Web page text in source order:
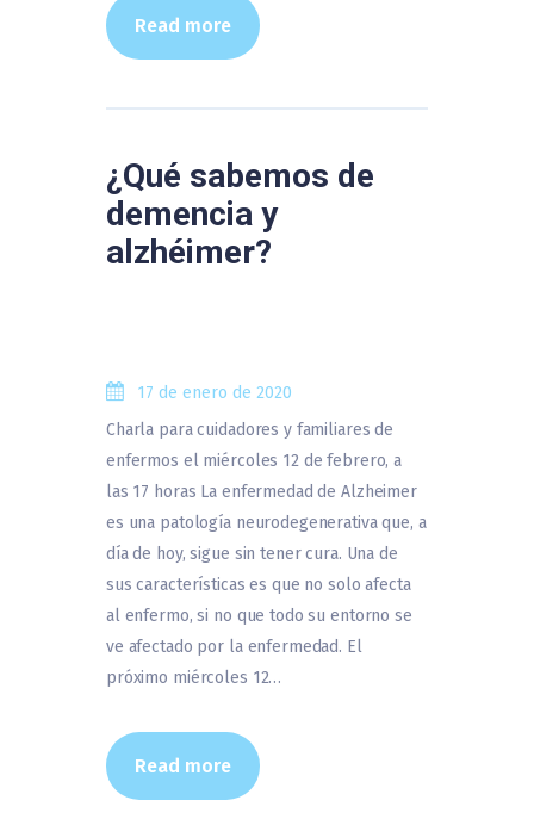
Read more
¿Qué sabemos de
demencia y
alzhéimer?
17 de enero de 2020
Charla para cuidadores y familiares de
enfermos el miércoles 12 de febrero, a
las 17 horas La enfermedad de Alzheimer
es una patología neurodegenerativa que, a
día de hoy, sigue sin tener cura. Una de
sus características es que no solo afecta
al enfermo, si no que todo su entorno se
ve afectado por la enfermedad. El
próximo miércoles 12…
Read more